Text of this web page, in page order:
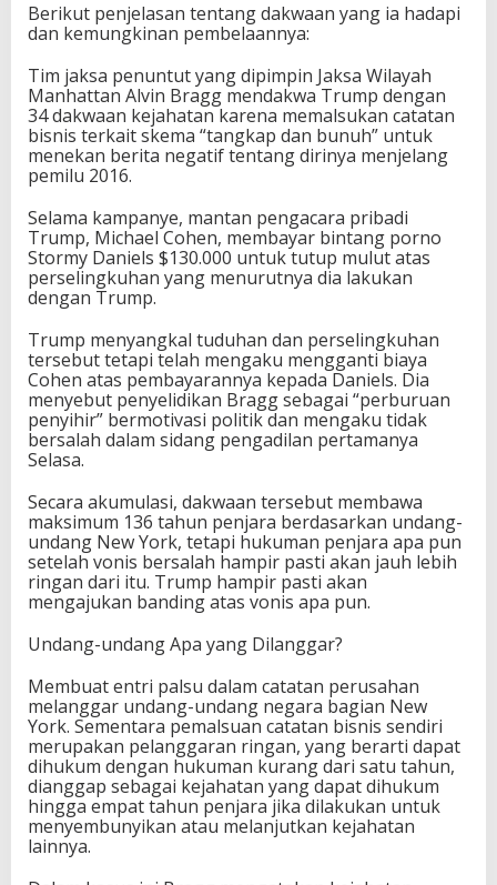
d
u
m
p
T
e
n
c
a
m
k
u
m
a
n
1
T
a
h
u
n
Berikut penjelasan tentang dakwaan yang ia hadapi
dan kemungkinan pembelaannya:
Tim jaksa penuntut yang dipimpin Jaksa Wilayah
Manhattan Alvin Bragg mendakwa Trump dengan
34 dakwaan kejahatan karena memalsukan catatan
bisnis terkait skema “tangkap dan bunuh” untuk
menekan berita negatif tentang dirinya menjelang
pemilu 2016.
Selama kampanye, mantan pengacara pribadi
Trump, Michael Cohen, membayar bintang porno
Stormy Daniels $130.000 untuk tutup mulut atas
perselingkuhan yang menurutnya dia lakukan
dengan Trump.
Trump menyangkal tuduhan dan perselingkuhan
tersebut tetapi telah mengaku mengganti biaya
Cohen atas pembayarannya kepada Daniels. Dia
menyebut penyelidikan Bragg sebagai “perburuan
penyihir” bermotivasi politik dan mengaku tidak
bersalah dalam sidang pengadilan pertamanya
Selasa.
Secara akumulasi, dakwaan tersebut membawa
maksimum 136 tahun penjara berdasarkan undang-
undang New York, tetapi hukuman penjara apa pun
setelah vonis bersalah hampir pasti akan jauh lebih
ringan dari itu. Trump hampir pasti akan
mengajukan banding atas vonis apa pun.
Undang-undang Apa yang Dilanggar?
Membuat entri palsu dalam catatan perusahan
melanggar undang-undang negara bagian New
York. Sementara pemalsuan catatan bisnis sendiri
merupakan pelanggaran ringan, yang berarti dapat
dihukum dengan hukuman kurang dari satu tahun,
dianggap sebagai kejahatan yang dapat dihukum
hingga empat tahun penjara jika dilakukan untuk
menyembunyikan atau melanjutkan kejahatan
lainnya.